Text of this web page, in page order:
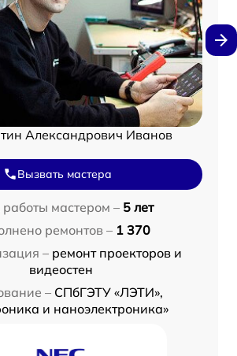
Александрович Иванов
Вызвать мастера
мастером – 5 лет
ремонтов – 1 370
– ремонт проекторов и
видеостен
– СПбГЭТУ «ЛЭТИ»,
и наноэлектроника»